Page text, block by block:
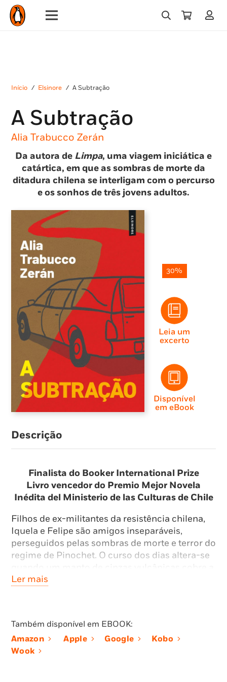
Início / Elsinore / A Subtração
A Subtração
Alia Trabucco Zerán
Da autora de Limpa, uma viagem iniciática e
catártica, em que as sombras de morte da
ditadura chilena se interligam com o percurso
e os sonhos de três jovens adultos.
30%
Leia um
excerto
Disponível
em eBook
Descrição
Finalista do Booker International Prize
Livro vencedor do Premio Mejor Novela
Inédita del Ministerio de las Culturas de Chile
Filhos de ex-militantes da resistência chilena,
Iquela e Felipe são amigos inseparáveis,
perseguidos pelas sombras de morte e terror do
regime de Pinochet. O curso dos dias altera-se
cidade, e Paloma, que Iquela conhecera anos
É dado o mote para que estes três jovens
adultos se aventurem numaroadtripaté à
Argentina, uma viagem repleta de percalços,
Ler mais
Também disponível em EBOOK:
Amazon
Apple Google
Kobo
Wook